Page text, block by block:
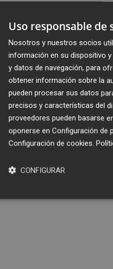
Uso responsable de
Nosotros y nuestros socios
información en su dispositivo
y datos de navegación, para
obtener información sobre la
pueden procesar sus datos
precisos y características del
proveedores pueden basarse
oponerse en Configuración de
Configuración de cookies.
CONFIGURAR